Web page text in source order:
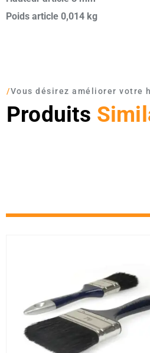
Poids article 0,014 kg
/Vous désirez améliorer votre
Produits